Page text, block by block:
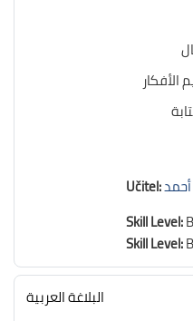
Učitel:
Skill Level:
Skill Level:
البلاغة العربية